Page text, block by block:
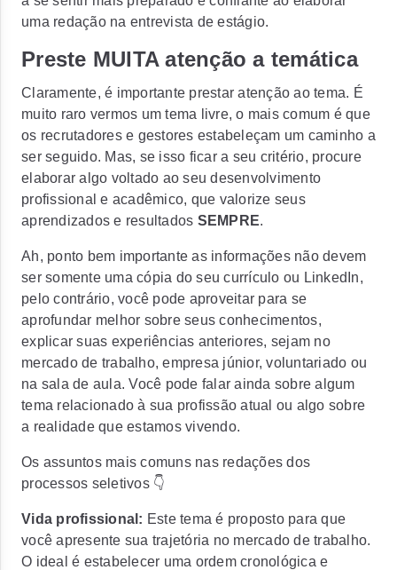
uma redação na entrevista de estágio.
Preste MUITA atenção a temática
Claramente, é importante prestar atenção ao tema. É
muito raro vermos um tema livre, o mais comum é que
os recrutadores e gestores estabeleçam um caminho a
ser seguido. Mas, se isso ficar a seu critério, procure
elaborar algo voltado ao seu desenvolvimento
profissional e acadêmico, que valorize seus
aprendizados e resultados SEMPRE.
Ah, ponto bem importante as informações não devem
ser somente uma cópia do seu currículo ou LinkedIn,
pelo contrário, você pode aproveitar para se
aprofundar melhor sobre seus conhecimentos,
explicar suas experiências anteriores, sejam no
mercado de trabalho, empresa júnior, voluntariado ou
na sala de aula. Você pode falar ainda sobre algum
tema relacionado à sua profissão atual ou algo sobre
a realidade que estamos vivendo.
Os assuntos mais comuns nas redações dos
processos seletivos 👇
Vida profissional: Este tema é proposto para que
você apresente sua trajetória no mercado de trabalho.
O ideal é estabelecer uma ordem cronológica e